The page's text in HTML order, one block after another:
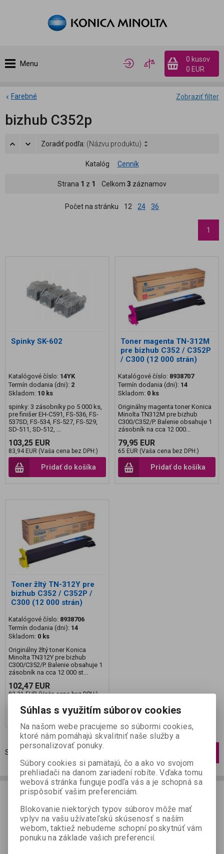
Menu
0 kusov
0 EUR
Zobraziť filter
Farebné
bizhub C352p
Zoradiť podľa: (Názvu produktu)
Katalóg Cenník
Strana 1 z 1 Celkom 3 záznamov
Počet na stránku 12 24 36
1
Spinky SK-602
Katalógové číslo: 14YK
Termín dodania (dni): 2
Skladom: 10 ks
spinky: 3 zásobníky po 5 000 ks,
pre finišer EH-C591, FS-536, FS-
537SD, FS-534, FS-527, FS-529,
SD-511, SD-512, ...
103,25 EUR
83,94 EUR (Vaša cena bez DPH:)
Pridať do košíka
Toner magenta TN-312M
pre bizhub C352 / C352P
/ C300 (12 000 strán)
Katalógové číslo: 8938707
Termín dodania (dni): 14
Skladom: 0 ks
Originálny magenta toner Konica
Minolta TN312M pre bizhub
C300/C352/P. Balenie obsahuje 1
zásobník na cca 12 000...
79,95 EUR
65 EUR (Vaša cena bez DPH:)
Pridať do košíka
Toner žltý TN-312Y pre
bizhub C352 / C352P /
C300 (12 000 strán)
Katalógové číslo: 8938706
Termín dodania (dni): 14
Skladom: 0 ks
Originálny žltý toner Konica
Minolta TN312Y pre bizhub
C300/C352/P. Balenie obsahuje 1
zásobník na cca 12 000 st...
102,47 EUR
83,31 EUR (Vaša cena bez DPH:)
Pridať do košíka
Strana 3 záznamov
Súhlas s využitím súborov cookies
Na našom webe pracujeme so súbormi cookies,
ktoré nám pomáhajú skvalitniť naše služby a
personalizovať ponuky.
Súbory cookies si pamätajú, čo a ako vo svojom
prehliadači na danom zariadení robíte. Vďaka tomu
webová stránka funguje podľa vás a je schopná sa
prispôsobiť vašim preferenciám.
Blokovanie niektorých typov súborov môže mať
vplyv na vašu užívateľskú skúsenosť s naším
webom, taktiež nebudeme schopní poskytnúť vám
ponuku na základe vašich preferencií.